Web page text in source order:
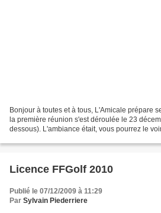
Bonjour à toutes et à tous, L'Amicale prépare
la première réunion s'est déroulée le 23
dessous). L'ambiance était, vous pourrez le
Licence FFGolf 2010
Publié le 07/12/2009 à 11:29
Par Sylvain Piederriere